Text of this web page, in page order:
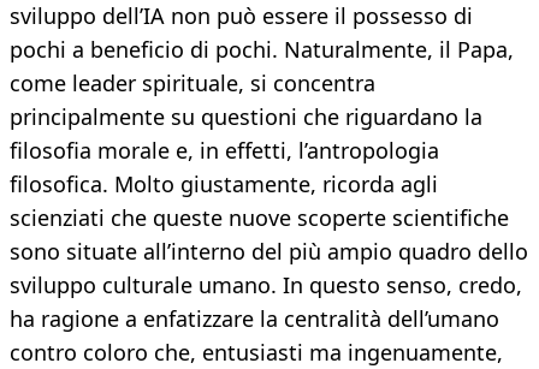
sviluppo dell’IA non può essere il possesso di
pochi a beneficio di pochi. Naturalmente, il Papa,
come leader spirituale, si concentra
principalmente su questioni che riguardano la
filosofia morale e, in effetti, l’antropologia
filosofica. Molto giustamente, ricorda agli
scienziati che queste nuove scoperte scientifiche
sono situate all’interno del più ampio quadro dello
sviluppo culturale umano. In questo senso, credo,
ha ragione a enfatizzare la centralità dell’umano
contro coloro che, entusiasti ma ingenuamente,